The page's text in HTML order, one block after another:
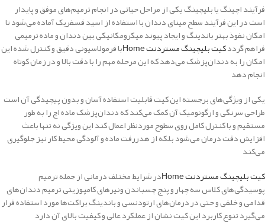
فرآیند اچینگ یا بلیچینگ یکی از مراحل حیاتی در انجام ترمیم‌های موفق و پایدار
است در این فرآیند سطح مینای دندان با استفاده از اسید فسفریک آماده می‌شود تا
امکان نفوذ بهتر باندینگ و ایجاد پیوند میکرومکانیکی بین دندان و ماده ترمیمی
فراهم گرددکیت بلیچینگ مستردنت Home با فرمولاسیونی دقیق و کنترل شده این
امکان را به دندان‌پزشک می‌دهد که این مرحله مهم را با دقت بالا و در زمان کوتاه
انجام دهد
یکی از ویژگی‌های برجسته این کیت قابلیت استفاده آسان و بدون پیچیدگی آن است
طراحی سرنگی و ارگونومیک آن کمک می‌کند که دندان‌پزشک ماده اچ را به طور
مستقیم و با کنترل کامل روی سطوح موردنظر اعمال کند این ویژگی نه تنها باعث
افزایش دقت درمان می‌شود بلکه از هدررفت ماده و آلودگی محیط کار نیز جلوگیری
می‌کند
کیت بلیچینگ مستردنت Home
در شرایط مختلف درمانی از جمله ترمیم
پوسیدگی‌های کلاس سه چهار و پنج چسباندن ونیرهای کامپوزیتی ترمیم دندان‌های
قدامی و خلفی و حتی در درمان‌های ارتودنسی و باندینگ براکت‌ها مورد استفاده قرار
می‌گیرد تنوع کاربرد این کیت نشان از عملکرد عالی و کیفیت بالای آن دارد